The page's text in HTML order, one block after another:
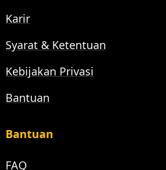
Karir
Syarat & Ketentuan
Kebijakan Privasi
Bantuan
Bantuan
FAQ